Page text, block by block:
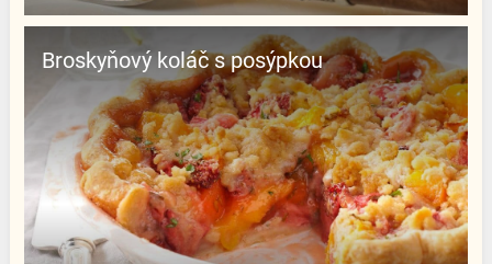
Broskyňový koláč s posýpkou